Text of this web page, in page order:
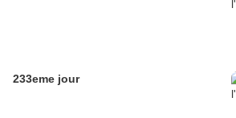
233eme jour